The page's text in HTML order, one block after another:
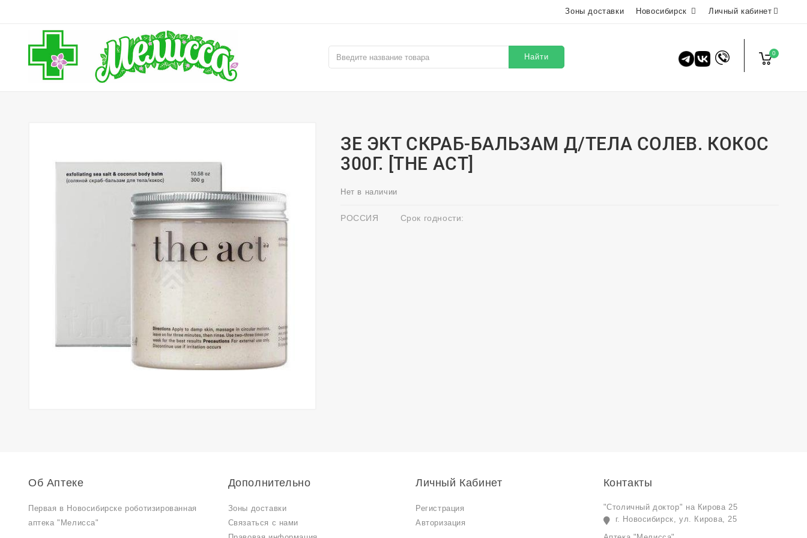
Зоны доставки Новосибирск Личный кабинет
0
Найти
ЗЕ ЭКТ СКРАБ-БАЛЬЗАМ Д/ТЕЛА СОЛЕВ. КОКОС
300Г. [THE ACT]
Нет в наличии
РОССИЯ Срок годности:
Об Аптеке
Первая в Новосибирске роботизированная
аптека "Мелисса"
Дополнительно
Зоны доставки
Связаться с нами
Личный Кабинет
Регистрация
Авторизация
Контакты
"Столичный доктор" на Кирова 25
г. Новосибирск, ул. Кирова, 25